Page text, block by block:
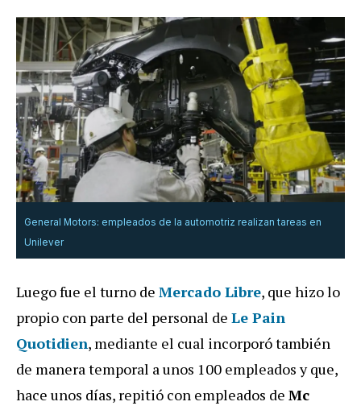
General Motors: empleados de la automotriz realizan tareas en
Unilever
Luego fue el turno de Mercado Libre, que hizo lo
propio con parte del personal de Le Pain
Quotidien, mediante el cual incorporó también
de manera temporal a unos 100 empleados y que,
hace unos días, repitió con empleados de Mc